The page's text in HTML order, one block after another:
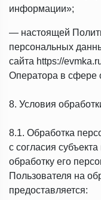
информации»;
— настоящей
персональных
сайта https://
Оператора в сфере
8. Условия
8.1. Обработка
с согласия
обработку его
Пользователя на
предоставляется: